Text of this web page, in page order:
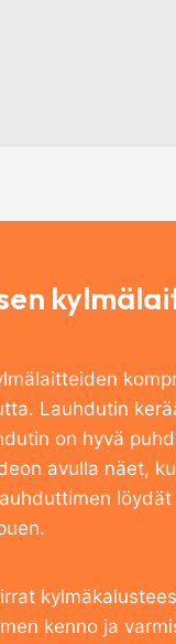
Lauhdutin
on hyvä
avulla näet,
kenno ja